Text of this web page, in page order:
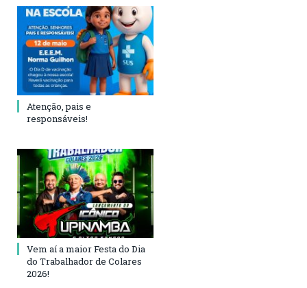
Atenção, pais e
responsáveis!
Vem aí a maior Festa do Dia
do Trabalhador de Colares
2026!